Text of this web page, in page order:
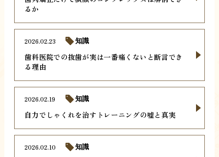
るか
歯科医院での抜歯が実は一番痛くないと断言でき
る理由
2026.02.23 知識
自力でしゃくれを治すトレーニングの嘘と真実
2026.02.19 知識
2026.02.10 知識